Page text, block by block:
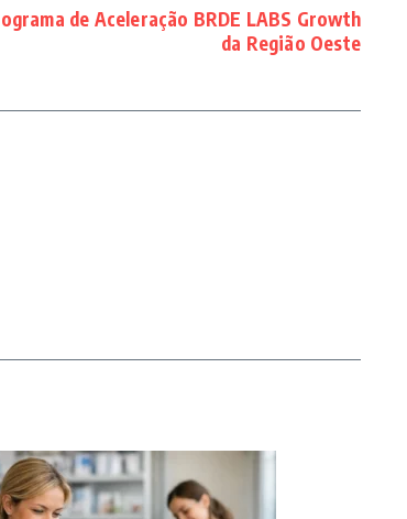
de Aceleração BRDE LABS Growth
da Região Oeste